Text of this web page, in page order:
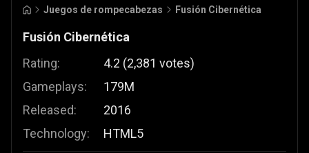
Juegos de rompecabezas Fusión Cibernética
Fusión Cibernética
Rating:
Gameplays:
Released:
Technology:
4.2 (2,381 votes)
179M
2016
HTML5